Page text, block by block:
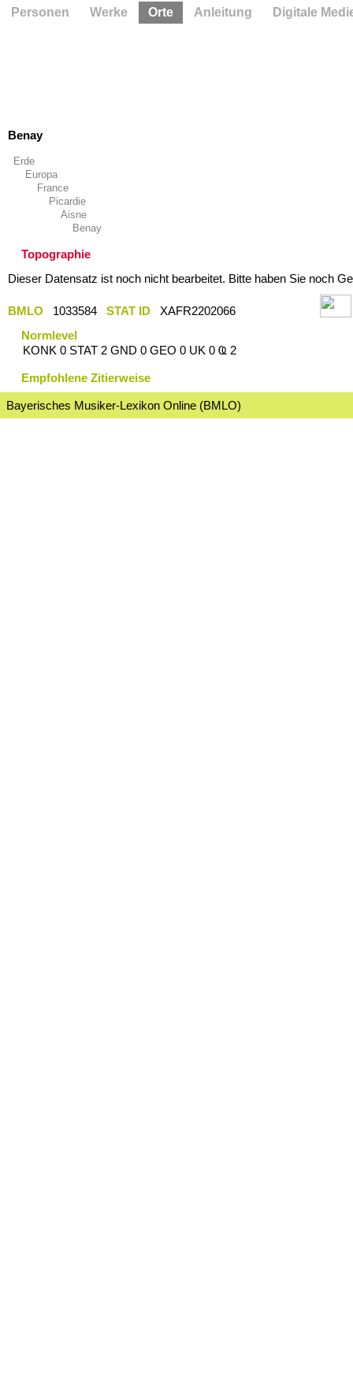
Benay
Erde
Europa
France
Picardie
Aisne
Benay
Topographie
Dieser Datensatz ist noch nicht bearbeitet. Bitte haben Sie noch
BMLO 1033584 STAT ID
XAFR2202066
Normlevel
KONK 0 STAT 2 GND 0 GEO 0 UK 0 Ҩ 2
Empfohlene Zitierweise
Bayerisches Musiker-Lexikon Online (BMLO)
Personen Werke Orte Anleitung Digitale